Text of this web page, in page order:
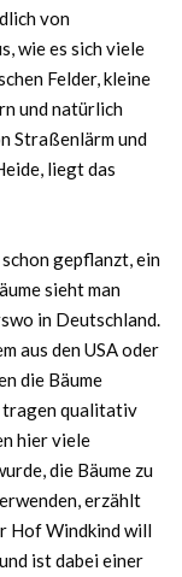
von
wie es sich viele
Felder, kleine
und natürlich
Straßenlärm und
liegt das
gepflanzt, ein
sieht man
in Deutschland.
aus den USA oder
die Bäume
tragen qualitativ
hier viele
die Bäume zu
erzählt
Hof Windkind will
ist dabei einer